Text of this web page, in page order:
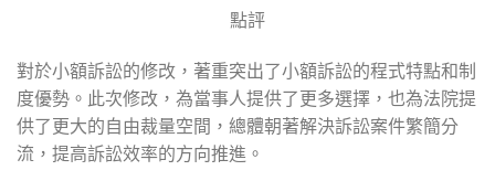
點評
對於小額訴訟的修改，著重突出了小額訴訟的程式特點和制
度優勢。此次修改，為當事人提供了更多選擇，也為法院提
供了更大的自由裁量空間，總體朝著解決訴訟案件繁簡分
流，提高訴訟效率的方向推進。